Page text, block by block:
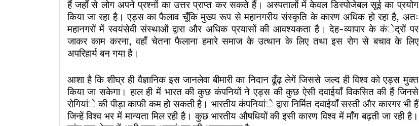
हैं जहाँ से लोग अपने प्रश्नों का उत्तर प्राप्त कर सकते हैं। अस्पतालों में केवल डिस्पोजेबल सूई का प्रयोग
किया जा रहा है। एड्स का फैलाव चूँकि मुख्य रूप से महानगरीय संस्कृति के कारण अधिक हो रहा है, अतः
महानगरों में स्वयंसेवी संस्थाओं द्वारा और अधिक प्रयासों की आवश्यकता है। देह-व्यापार के कंेद्रों पर
जाकर काम करना, वहाँ चेतना फैलाना हमारे समाज के उत्थान के लिए तथा इस रोग से बचाव के लिए
अपरिहार्य बन गया है।
आशा है कि शीघ्र ही वैज्ञानिक इस जानलेवा बीमारी का निदान ढूँढ़ लेगें जिससे जल्द ही विश्व को एड्स मुक्त
किया जा सकेगा। हाल ही में भारत की कुछ कंपनियों ने एड्स की कुछ ऐसी दवाईयाँ विकसित की हैं जिनसे
रोगियांे की पीड़ा काफी कम हो सकती है। भारतीय कंपनियांे द्वारा निर्मित दवाईयाँ सस्ती और कारगर भी हैं
जिन्हें विश्व भर में मान्यता मिल रही है। कुछ भारतीय औषधियों की इसी कारण विश्व में माँग बढ़ती जा रही है।